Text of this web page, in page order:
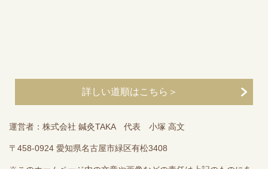
詳しい道順はこちら＞
運営者：株式会社 鍼灸TAKA 代表 小塚 高文
〒458-0924 愛知県名古屋市緑区有松3408